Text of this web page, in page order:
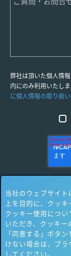
弊社は頂いた個人情
内にのみ利用いたし
に個人情報の取り扱
当社のウェブサイ
上を目的に、クッ
クッキー使用につ
いただき、クッキ
「同意する」ボタ
けない場合は、ブ
してください。